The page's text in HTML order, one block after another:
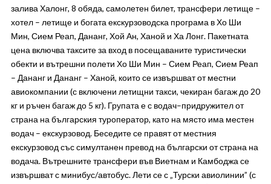
залива Халонг, 8 обяда, самолетен билет, трансфери летище –
хотел – летище и богата екскурзоводска програма в Хо Ши
Мин, Сием Реап, Дананг, Хой Ан, Ханой и Ха Лонг. Пакетната
цена включва таксите за вход в посещаваните туристически
обекти и вътрешни полети Хо Ши Мин – Сием Реап, Сием Реап
– Дананг и Дананг – Ханой, които се извършват от местни
авиокомпании (с включени летищни такси, чекиран багаж до 20
кг и ръчен багаж до 5 кг). Групата е с водач–придружител от
страна на българския туроператор, като на място има местен
водач – екскурзовод. Беседите се правят от местния
екскурзовод със симултанен превод на български от страна на
водача. Вътрешните трансфери във Виетнам и Камбоджа се
извършват с минибус/автобус. Лети се с „Турски авиолинии” (с